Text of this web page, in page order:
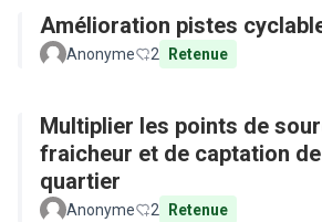
Amélioration pistes
Anonyme 2 Retenue
Multiplier les points de
fraicheur et de captation
quartier
Anonyme 2 Retenue